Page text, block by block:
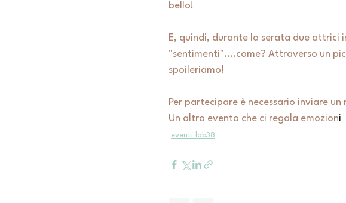
bello!
E, quindi, durante la serata due attrici
"sentimenti"....come? Attraverso un
spoileriamo!
Per partecipare è necessario inviare un
Un altro evento che ci regala emozioni
eventi lab38